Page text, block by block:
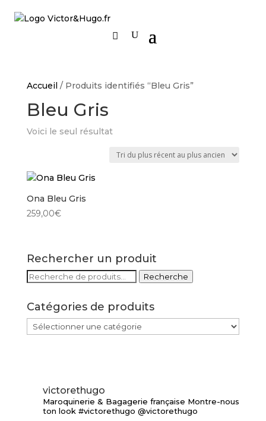
Accueil/ Produits identifiés “Bleu Gris”
Bleu Gris
Voici le seul résultat
Ona Bleu Gris
259,00€
Rechercher un produit
Recherche
Recherche
Catégories de produits
victorethugo
Maroquinerie & Bagagerie française Montre-nous
ton look #victorethugo @victorethugo